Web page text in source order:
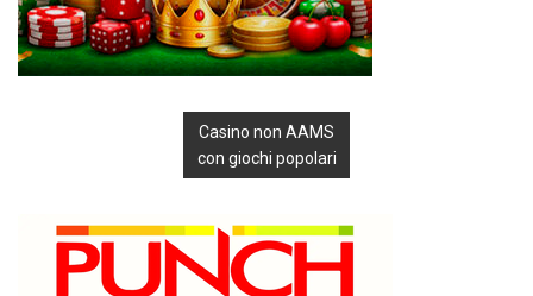
Casino non AAMS
con giochi popolari